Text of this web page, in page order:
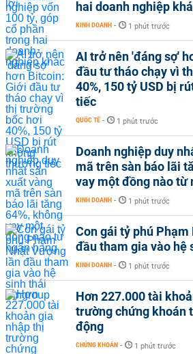
hai doanh nghiệp
KINH DOANH - 1 phút trước
AI trở nên 'đáng sợ'
đầu tư tháo chạy vì
40%, 150 tỷ USD bị
tiếc
QUỐC TẾ - 1 phút trước
Doanh nghiệp duy
mã trên sàn báo lãi
vay một đồng nào từ
KINH DOANH - 1 phút trước
Con gái tỷ phú
đầu tham gia vào hệ
KINH DOANH - 1 phút trước
Hơn 227.000 tài
trường chứng khoán
động
CHỨNG KHOÁN - 1 phút trước